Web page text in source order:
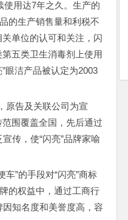
用达7年之久。生产的
的生产销售量和利税不
单位的认可和关注，闪
五类卫生消毒剂上使用
眼洁产品被认定为2003
原告及关联公司为宣
围覆盖全国，先后通过
传，使“闪亮”品牌家喻
”的手段对“闪亮”商标
的权益中，通过工商行
知名度和美誉度高，容